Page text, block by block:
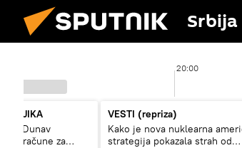
Srbija
20:00
Dunav
račune za
VESTI (repriza)
Kako je nova nuklearna
strategija pokazala strah od